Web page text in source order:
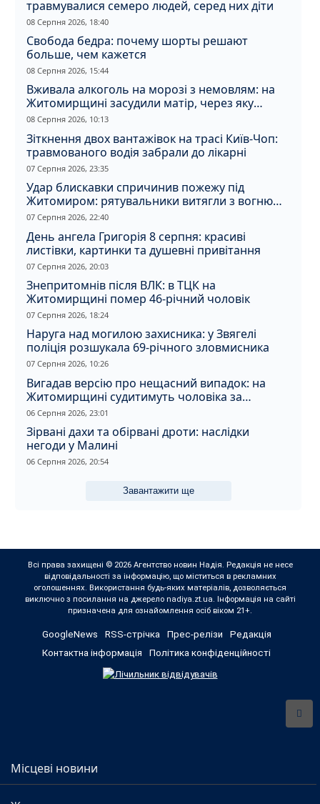
травмувалися семеро людей, серед них діти
08 Серпня 2026, 18:40
Свобода бедра: почему шорты решают
больше, чем кажется
08 Серпня 2026, 15:44
Вживала алкоголь на морозі з немовлям: на
Житомирщині засудили матір, через яку
дитина отримала обмороження
08 Серпня 2026, 10:13
Зіткнення двох вантажівок на трасі Київ-Чоп:
травмованого водія забрали до лікарні
07 Серпня 2026, 23:35
Удар блискавки спричинив пожежу під
Житомиром: рятувальники витягли з вогню
кота
07 Серпня 2026, 22:40
День ангела Григорія 8 серпня: красиві
листівки, картинки та душевні привітання
07 Серпня 2026, 20:03
Знепритомнів після ВЛК: в ТЦК на
Житомирщині помер 46-річний чоловік
07 Серпня 2026, 18:24
Наруга над могилою захисника: у Звягелі
поліція розшукала 69-річного зловмисника
07 Серпня 2026, 10:26
Вигадав версію про нещасний випадок: на
Житомирщині судитимуть чоловіка за
вбивство співмешканки
06 Серпня 2026, 23:01
Зірвані дахи та обірвані дроти: наслідки
негоди у Малині
06 Серпня 2026, 20:54
Завантажити ще
Всі права захищені © 2026 Агентство новин Надія. Редакція не несе
відповідальності за інформацію, що міститься в рекламних
оголошеннях. Використання будь-яких матеріалів, дозволяється
виключно з посилання на джерело nadiya.zt.ua. Інформація на сайті
призначена для ознайомлення осіб віком 21+.
GoogleNews RSS-стрічка Прес-релізи
Редакція
Контактна інформація
Політика конфіденційності
Місцеві новини